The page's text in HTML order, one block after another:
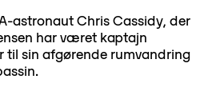
astronaut Chris Cassidy, der
har været kaptajn
sin afgørende rumvandring